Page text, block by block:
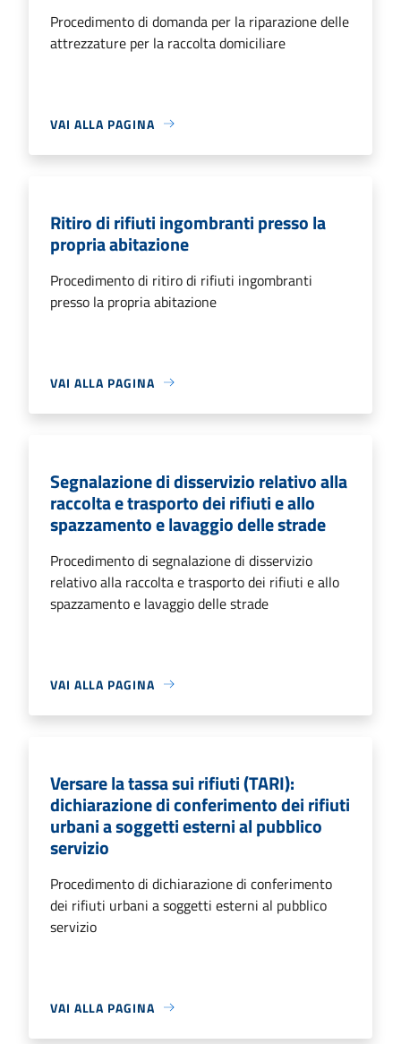
Procedimento di domanda per la riparazione delle
attrezzature per la raccolta domiciliare
VAI ALLA PAGINA
Ritiro di rifiuti ingombranti presso la
propria abitazione
Procedimento di ritiro di rifiuti ingombranti
presso la propria abitazione
VAI ALLA PAGINA
Segnalazione di disservizio relativo alla
raccolta e trasporto dei rifiuti e allo
spazzamento e lavaggio delle strade
Procedimento di segnalazione di disservizio
relativo alla raccolta e trasporto dei rifiuti e allo
spazzamento e lavaggio delle strade
VAI ALLA PAGINA
Versare la tassa sui rifiuti (TARI):
dichiarazione di conferimento dei rifiuti
urbani a soggetti esterni al pubblico
servizio
Procedimento di dichiarazione di conferimento
dei rifiuti urbani a soggetti esterni al pubblico
servizio
VAI ALLA PAGINA